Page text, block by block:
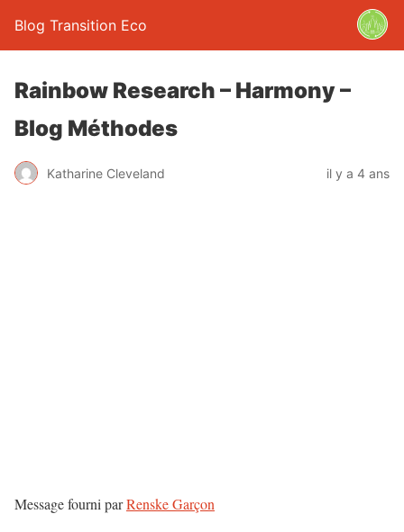
Blog Transition Eco
Rainbow Research – Harmony –
Blog Méthodes
Katharine Cleveland il y a 4 ans
Message fourni parRenske Garçon